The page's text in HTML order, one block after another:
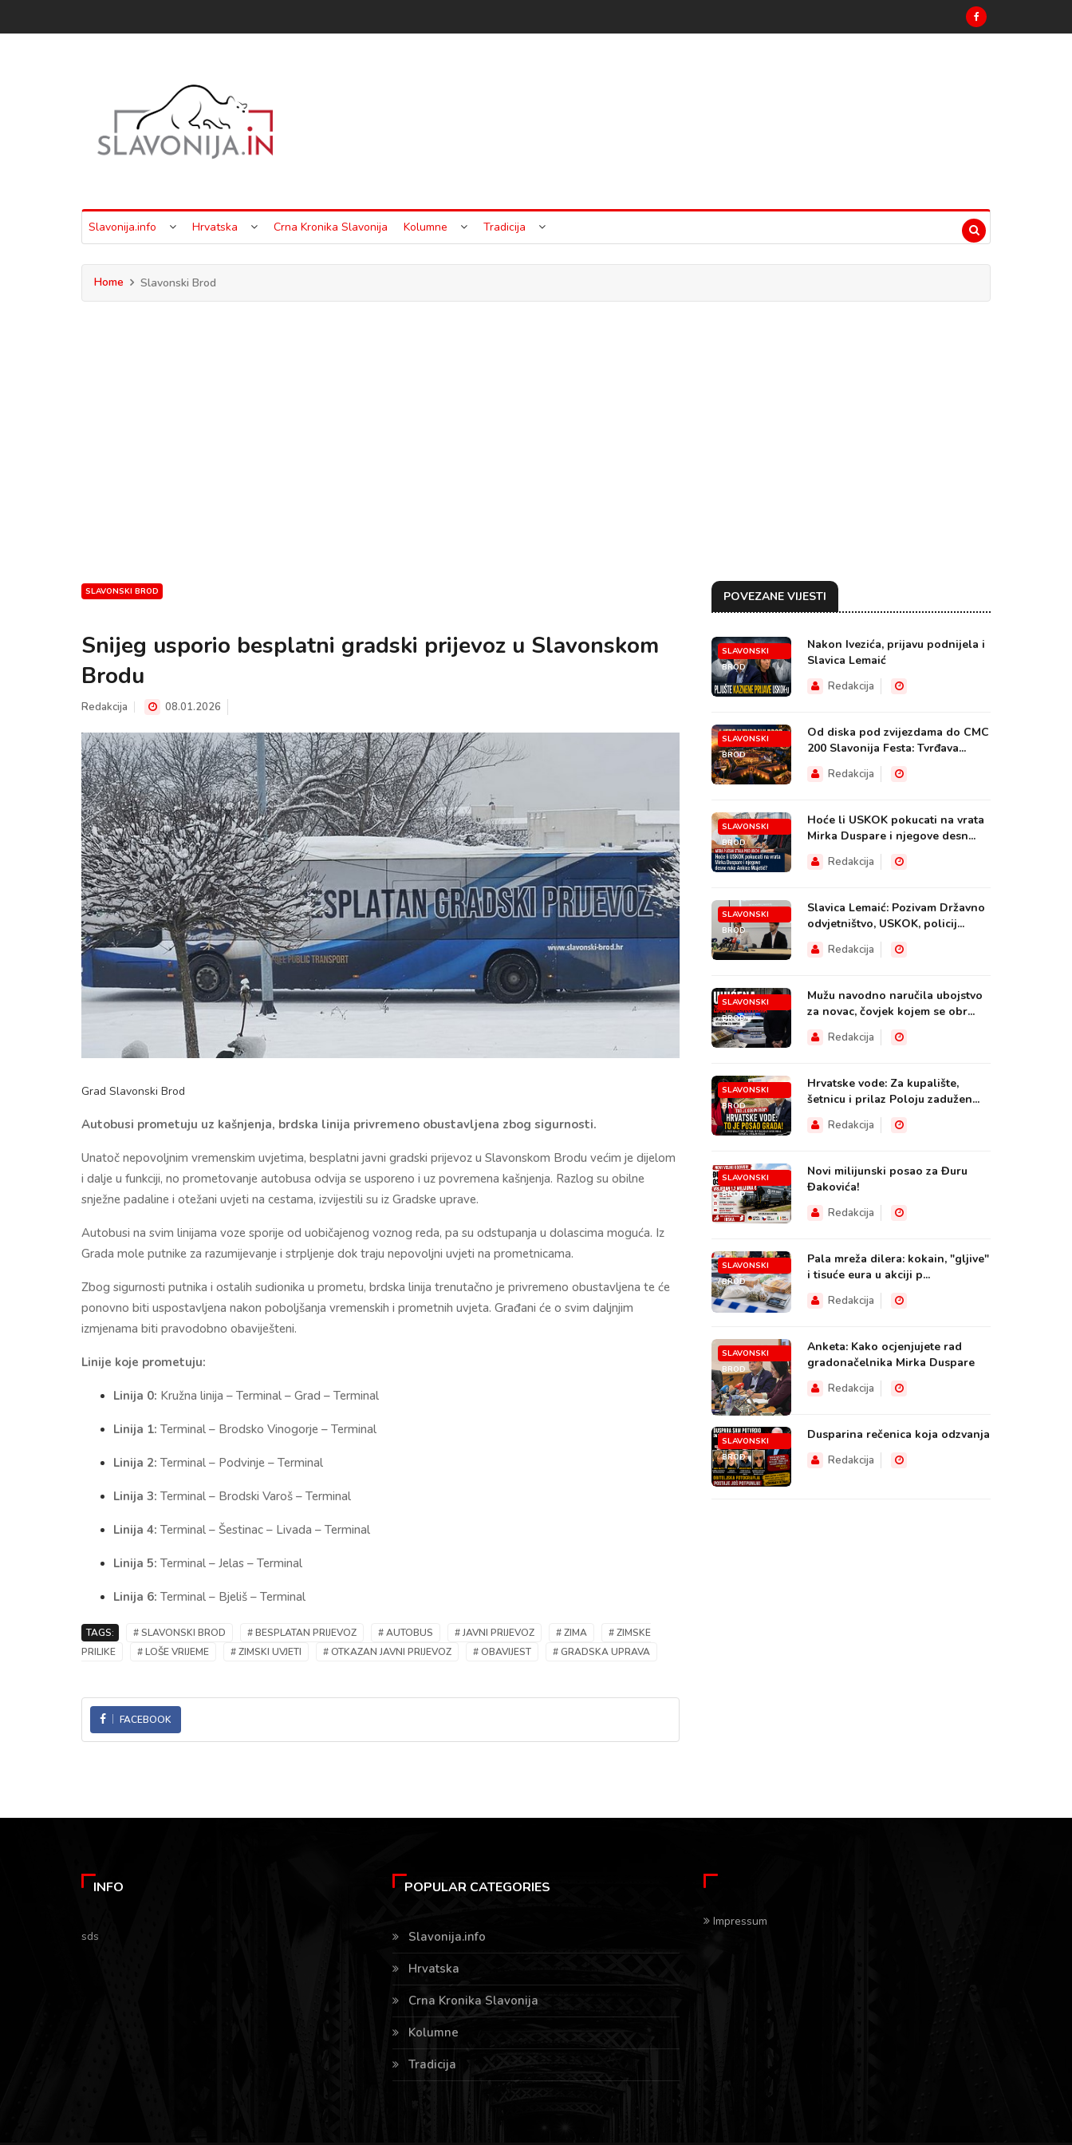
Slavonija.info Hrvatska Crna Kronika Slavonija Kolumne Tradicija
Home Slavonski Brod
SLAVONSKI BROD
Snijeg usporio besplatni gradski prijevoz u Slavonskom
Brodu
Redakcija 08.01.2026
Grad Slavonski Brod
Autobusi prometuju uz kašnjenja, brdska linija privremeno obustavljena zbog sigurnosti.
Unatoč nepovoljnim vremenskim uvjetima, besplatni javni gradski prijevoz u Slavonskom Brodu većim je dijelom
i dalje u funkciji, no prometovanje autobusa odvija se usporeno i uz povremena kašnjenja. Razlog su obilne
snježne padaline i otežani uvjeti na cestama, izvijestili su iz Gradske uprave.
Autobusi na svim linijama voze sporije od uobičajenog voznog reda, pa su odstupanja u dolascima moguća. Iz
Grada mole putnike za razumijevanje i strpljenje dok traju nepovoljni uvjeti na prometnicama.
Zbog sigurnosti putnika i ostalih sudionika u prometu, brdska linija trenutačno je privremeno obustavljena te će
ponovno biti uspostavljena nakon poboljšanja vremenskih i prometnih uvjeta. Građani će o svim daljnjim
izmjenama biti pravodobno obaviješteni.
Linije koje prometuju:
Linija 0: Kružna linija – Terminal – Grad – Terminal
Linija 1: Terminal – Brodsko Vinogorje – Terminal
Linija 2: Terminal – Podvinje – Terminal
Linija 3: Terminal – Brodski Varoš – Terminal
Linija 4: Terminal – Šestinac – Livada – Terminal
Linija 5: Terminal – Jelas – Terminal
Linija 6: Terminal – Bjeliš – Terminal
TAGS: # SLAVONSKI BROD # BESPLATAN PRIJEVOZ # AUTOBUS # JAVNI PRIJEVOZ # ZIMA
# ZIMSKE
PRILIKE
# LOŠE VRIJEME # ZIMSKI UVJETI # OTKAZAN JAVNI PRIJEVOZ # OBAVIJEST # GRADSKA UPRAVA
FACEBOOK
POVEZANE VIJESTI
SLAVONSKI
BROD
Nakon Ivezića, prijavu podnijela i
Slavica Lemaić
Redakcija
SLAVONSKI
BROD
Od diska pod zvijezdama do CMC
200 Slavonija Festa: Tvrđava...
Redakcija
SLAVONSKI
BROD
Hoće li USKOK pokucati na vrata
Mirka Duspare i njegove desn...
Redakcija
SLAVONSKI
BROD
Slavica Lemaić: Pozivam Državno
odvjetništvo, USKOK, policij...
Redakcija
SLAVONSKI
BROD
Mužu navodno naručila ubojstvo
za novac, čovjek kojem se obr...
Redakcija
SLAVONSKI
BROD
Hrvatske vode: Za kupalište,
šetnicu i prilaz Poloju zadužen...
Redakcija
SLAVONSKI
BROD
Novi milijunski posao za Đuru
Đakovića!
Redakcija
SLAVONSKI
BROD
Pala mreža dilera: kokain, "gljive"
i tisuće eura u akciji p...
Redakcija
SLAVONSKI
BROD
Anketa: Kako ocjenjujete rad
gradonačelnika Mirka Duspare
Redakcija
SLAVONSKI
BROD
Dusparina rečenica koja odzvanja
Redakcija
INFO
sds
POPULAR CATEGORIES
Slavonija.info
Hrvatska
Crna Kronika Slavonija
Kolumne
Tradicija
Impressum